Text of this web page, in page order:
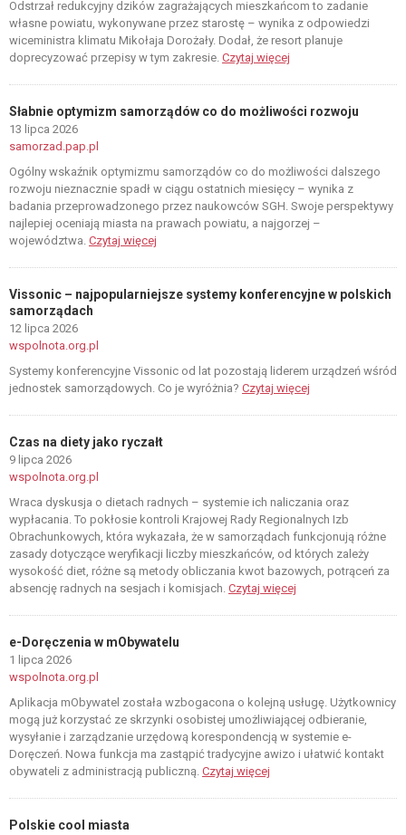
Odstrzał redukcyjny dzików zagrażających mieszkańcom to zadanie
własne powiatu, wykonywane przez starostę – wynika z odpowiedzi
wiceministra klimatu Mikołaja Dorożały. Dodał, że resort planuje
doprecyzować przepisy w tym zakresie. Czytaj więcej
Słabnie optymizm samorządów co do możliwości rozwoju
13 lipca 2026
samorzad.pap.pl
Ogólny wskaźnik optymizmu samorządów co do możliwości dalszego
rozwoju nieznacznie spadł w ciągu ostatnich miesięcy – wynika z
badania przeprowadzonego przez naukowców SGH. Swoje perspektywy
najlepiej oceniają miasta na prawach powiatu, a najgorzej –
województwa. Czytaj więcej
Vissonic – najpopularniejsze systemy konferencyjne w polskich
samorządach
12 lipca 2026
wspolnota.org.pl
Systemy konferencyjne Vissonic od lat pozostają liderem urządzeń wśród
jednostek samorządowych. Co je wyróżnia? Czytaj więcej
Czas na diety jako ryczałt
9 lipca 2026
wspolnota.org.pl
Wraca dyskusja o dietach radnych – systemie ich naliczania oraz
wypłacania. To pokłosie kontroli Krajowej Rady Regionalnych Izb
Obrachunkowych, która wykazała, że w samorządach funkcjonują różne
zasady dotyczące weryfikacji liczby mieszkańców, od których zależy
wysokość diet, różne są metody obliczania kwot bazowych, potrąceń za
absencję radnych na sesjach i komisjach. Czytaj więcej
e-Doręczenia w mObywatelu
1 lipca 2026
wspolnota.org.pl
Aplikacja mObywatel została wzbogacona o kolejną usługę. Użytkownicy
mogą już korzystać ze skrzynki osobistej umożliwiającej odbieranie,
wysyłanie i zarządzanie urzędową korespondencją w systemie e-
Doręczeń. Nowa funkcja ma zastąpić tradycyjne awizo i ułatwić kontakt
obywateli z administracją publiczną. Czytaj więcej
Polskie cool miasta